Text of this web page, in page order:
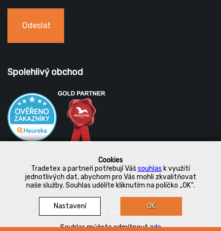
Cookies
Tradetex a partneři potřebují Vášsouhlas k využití
jednotlivých dat, abychom pro Vás mohli zkvalitňovat
naše služby. Souhlas udělíte kliknutím na políčko „OK“.
Nastavení OK
Souhlas můžete odmítnoutzde
Odeslat
Spolehlivý obchod